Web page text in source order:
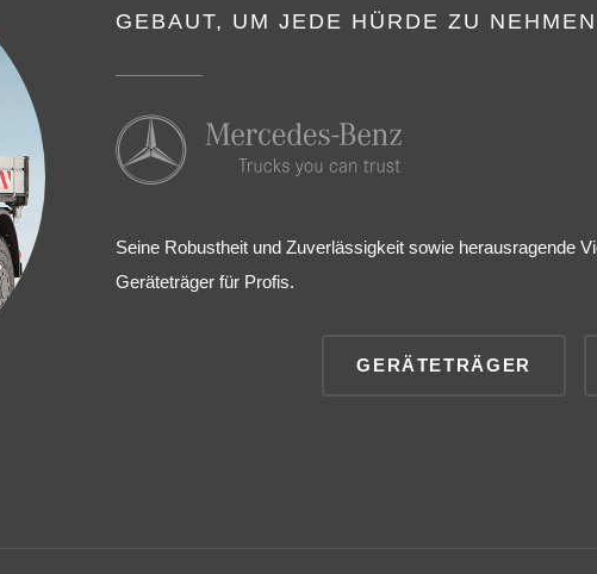
GEBAUT, UM JEDE HÜRDE ZU NEHMEN
Seine Robustheit und Zuverlässigkeit sowie herausragende
Geräteträger für Profis.
GERÄTETRÄGER